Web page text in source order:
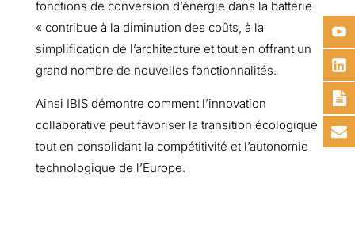
fonctions de conversion d’énergie dans la batterie
« contribue à la diminution des coûts, à la
simplification de l’architecture et tout en offrant un
grand nombre de nouvelles fonctionnalités.
Ainsi IBIS démontre comment l’innovation
collaborative peut favoriser la transition écologique
tout en consolidant la compétitivité et l’autonomie
technologique de l’Europe.